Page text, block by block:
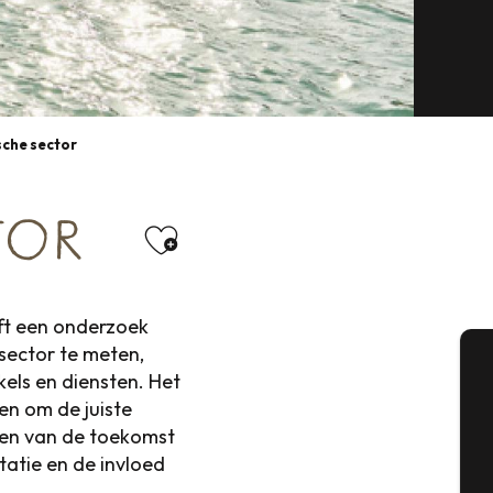
sector
Ajouter aux favoris
een onderzoek
te meten,
en diensten. Het
om de juiste
van de toekomst
en de invloed